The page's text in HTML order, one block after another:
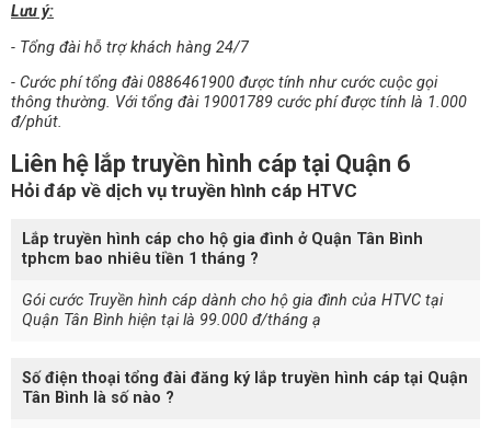
Lưu ý:
- Tổng đài hỗ trợ khách hàng 24/7
- Cước phí tổng đài 0886461900 được tính như cước cuộc gọi
thông thường. Với tổng đài 19001789 cước phí được tính là 1.000
đ/phút.
Liên hệ lắp truyền hình cáp tại Quận 6
Hỏi đáp về dịch vụ truyền hình cáp HTVC
Lắp truyền hình cáp cho hộ gia đình ở Quận Tân Bình
tphcm bao nhiêu tiền 1 tháng ?
Gói cước Truyền hình cáp dành cho hộ gia đình của HTVC tại
Quận Tân Bình hiện tại là 99.000 đ/tháng ạ
Số điện thoại tổng đài đăng ký lắp truyền hình cáp tại Quận
Tân Bình là số nào ?